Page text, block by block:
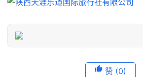
息
历
赞 (0)